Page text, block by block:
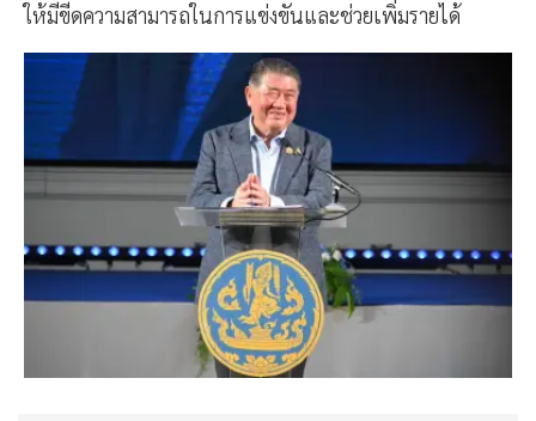
ให้มีขีดความสามารถในการแข่งขันและช่วยเพิ่มรายได้